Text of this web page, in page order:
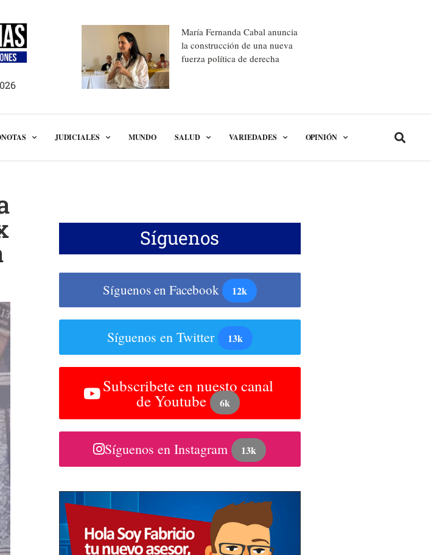
María Fernanda Cabal anuncia
la construcción de una nueva
fuerza política de derecha
JUDICIALES MUNDO SALUD VARIEDADES OPINIÓN
Síguenos
Síguenos en Facebook 12k
Síguenos en Twitter 13k
Subscribete en nuesto canal
de Youtube 6k
Síguenos en Instagram 13k